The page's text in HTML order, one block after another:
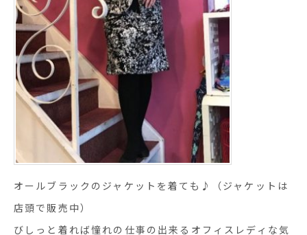
オールブラックのジャケットを着ても♪（ジャケットは
店頭で販売中）
びしっと着れば憧れの仕事の出来るオフィスレディな気